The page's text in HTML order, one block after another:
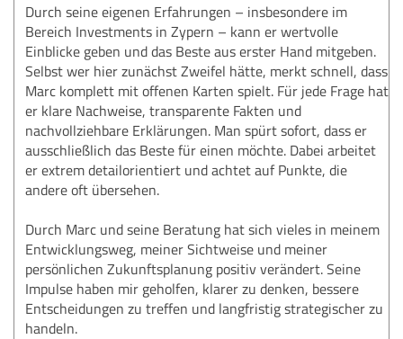
Durch seine eigenen Erfahrungen – insbesondere im
Bereich Investments in Zypern – kann er wertvolle
Einblicke geben und das Beste aus erster Hand mitgeben.
Selbst wer hier zunächst Zweifel hätte, merkt schnell, dass
Marc komplett mit offenen Karten spielt. Für jede Frage hat
er klare Nachweise, transparente Fakten und
nachvollziehbare Erklärungen. Man spürt sofort, dass er
ausschließlich das Beste für einen möchte. Dabei arbeitet
er extrem detailorientiert und achtet auf Punkte, die
andere oft übersehen.
Durch Marc und seine Beratung hat sich vieles in meinem
Entwicklungsweg, meiner Sichtweise und meiner
persönlichen Zukunftsplanung positiv verändert. Seine
Impulse haben mir geholfen, klarer zu denken, bessere
Entscheidungen zu treffen und langfristig strategischer zu
handeln.